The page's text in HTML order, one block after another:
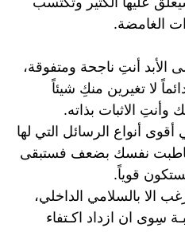
الغامضة.
الأبد أنتِ ناجحة ومتفوقة،
لا تغيرين منكِ شيئاً
وأنتِ الاثبات بذاته.
أنواع الرسائل التي لها
نفسك بضعف فستبقى
قوياً.
الا بالسلامي الداخلي،
سِوى‌ ان ‌ازداد اكـتفاء